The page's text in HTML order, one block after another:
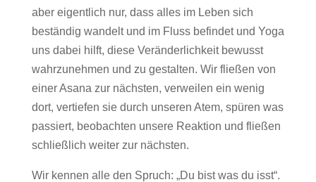
aber eigentlich nur, dass alles im Leben sich
beständig wandelt und im Fluss befindet und Yoga
uns dabei hilft, diese Veränderlichkeit bewusst
wahrzunehmen und zu gestalten. Wir fließen von
einer Asana zur nächsten, verweilen ein wenig
dort, vertiefen sie durch unseren Atem, spüren was
passiert, beobachten unsere Reaktion und fließen
schließlich weiter zur nächsten.
Wir kennen alle den Spruch: „Du bist was du isst“.